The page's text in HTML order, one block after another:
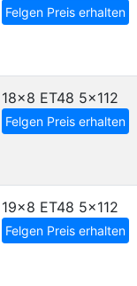
Felgen Preis erhalten
18x8 ET48 5x112
Felgen Preis erhalten
19x8 ET48 5x112
Felgen Preis erhalten